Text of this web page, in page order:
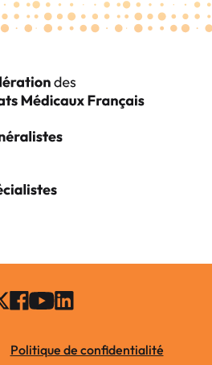
Politique de confidentialité